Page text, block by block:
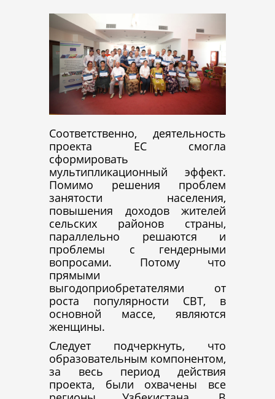
Соответственно, деятельность
проекта ЕС смогла
сформировать
мультипликационный эффект.
Помимо решения проблем
занятости населения,
повышения доходов жителей
сельских районов страны,
параллельно решаются и
проблемы с гендерными
вопросами. Потому что
прямыми
выгодоприобретателями от
роста популярности СВТ, в
основной массе, являются
женщины.
Следует подчеркнуть, что
образовательным компонентом,
за весь период действия
проекта, были охвачены все